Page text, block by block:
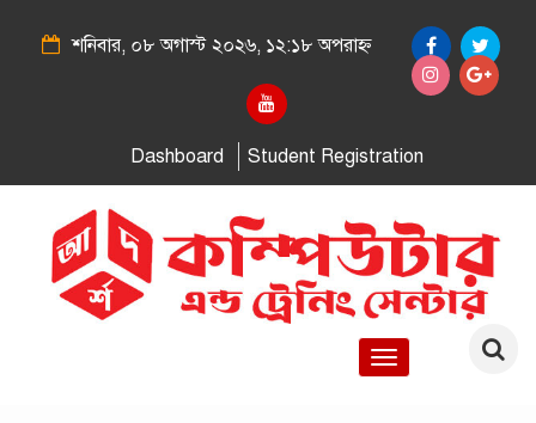
শনিবার, ০৮ অগাস্ট ২০২৬, ১২:১৮ অপরাহ্ন
Dashboard Student Registration
Toggle